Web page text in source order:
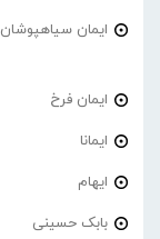
ایمان سیاهپوشان
ایمان فرخ
ایمانا
ایهام
بابک حسینی